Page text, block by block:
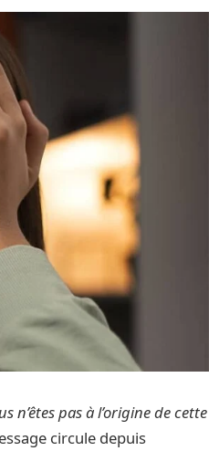
n’êtes pas à l’origine de cette
circule depuis